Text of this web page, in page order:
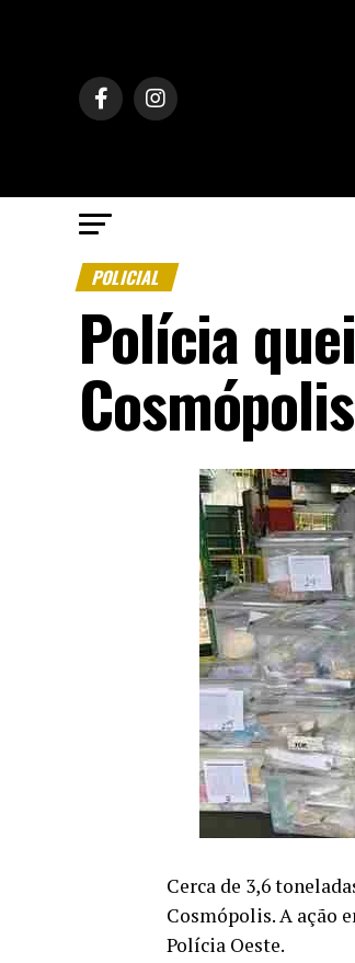
POLICIAL
Polícia
Cosmópolis
Cerca de 3,6
Cosmópolis. A ação
Polícia Oeste.